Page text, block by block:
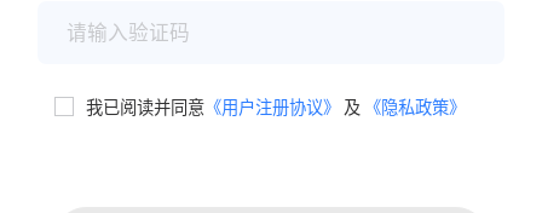
我已阅读并同意《用户注册协议》 及 《隐私政策》